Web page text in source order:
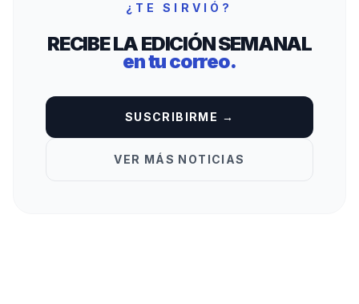
¿TE SIRVIÓ?
RECIBE LA EDICIÓN SEMANAL
en tu correo.
SUSCRIBIRME →
VER MÁS NOTICIAS